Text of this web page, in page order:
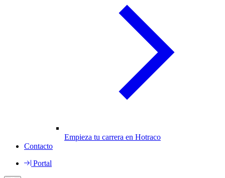
Empieza tu carrera en Hotraco
Contacto
Portal